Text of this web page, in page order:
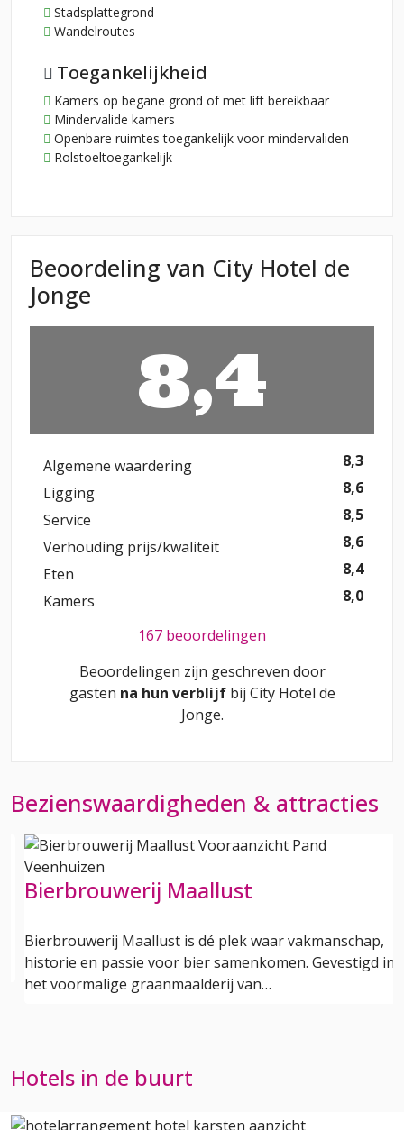
Stadsplattegrond
Wandelroutes
Toegankelijkheid
Kamers op begane grond of met lift bereikbaar
Mindervalide kamers
Openbare ruimtes toegankelijk voor mindervaliden
Rolstoeltoegankelijk
Beoordeling van City Hotel de
Jonge
8,4
Algemene waardering
8,3
Ligging
8,6
Service
8,5
Verhouding prijs/kwaliteit
8,6
Eten
8,4
Kamers
8,0
167 beoordelingen
Beoordelingen zijn geschreven door
gasten na hun verblijf bij City Hotel de
Jonge.
Bezienswaardigheden & attracties
Bierbrouwerij Maallust
Bierbrouwerij Maallust is dé plek waar vakmanschap,
historie en passie voor bier samenkomen. Gevestigd in
het voormalige graanmaalderij van…
Hotels in de buurt